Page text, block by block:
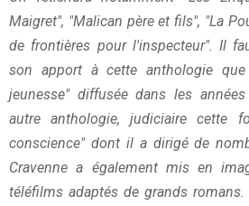
Maigret", "Malican père et fils", "La
de frontières pour l'inspecteur". Il
son apport à cette anthologie
jeunesse" diffusée dans les
autre anthologie, judiciaire cette
conscience" dont il a dirigé de
Cravenne a également mis en
téléfilms adaptés de grands